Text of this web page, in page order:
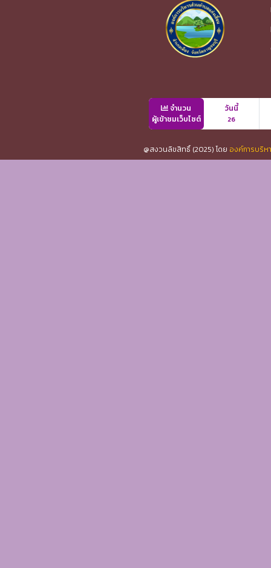
จำนวน
ผู้เข้าชมเว็บไซต์
วันนี้
26
@สงวนลิขสิทธิ์ (2025) โดย องค์การบริห